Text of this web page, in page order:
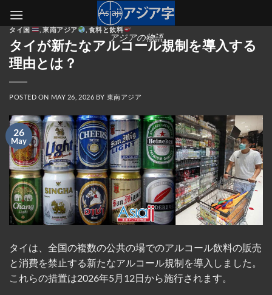
content
アジアの物語
タイ国 ,東南アジア 食料と飲料
タイが新たなアルコール規制を導入する
理由とは？
POSTED ON MAY 26, 2026 BY 東南アジア
26
May
タイは、全国の複数の公共の場でのアルコール飲料の販売
と消費を禁止する新たなアルコール規制を導入しました。
これらの措置は2026年5月12日から施行されます。